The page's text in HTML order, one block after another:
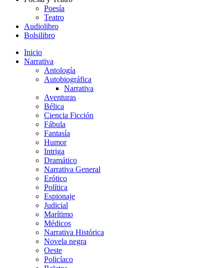
Poesía
Teatro
Audiolibro
Bolsilibro
Inicio
Narrativa
Antología
Autobiográfica
Narrativa
Aventuras
Bélica
Ciencia Ficción
Fábula
Fantasía
Humor
Intriga
Dramático
Narrativa General
Erótico
Política
Espionaje
Judicial
Marítimo
Médicos
Narrativa Histórica
Novela negra
Oeste
Policíaco